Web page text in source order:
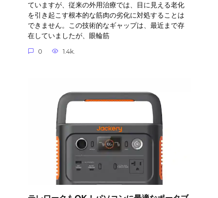
ていますが、従来の外用治療では、目に見える老化
を引き起こす根本的な筋肉の劣化に対処することは
できません。この技術的なギャップは、最近まで存
在していましたが、眼輪筋
0 1.4k.